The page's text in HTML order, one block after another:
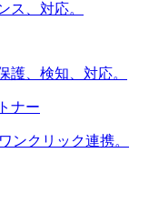
ス、対応。
護、検知、対応。
ナー
ンクリック連携。